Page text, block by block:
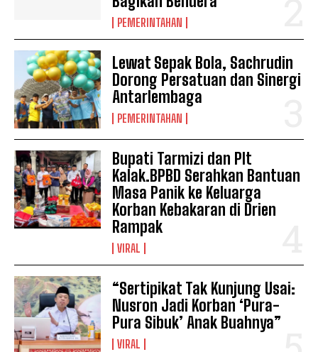
PEMERINTAHAN
Lewat Sepak Bola, Sachrudin
Dorong Persatuan dan Sinergi
Antarlembaga
PEMERINTAHAN
Bupati Tarmizi dan Plt
Kalak.BPBD Serahkan Bantuan
Masa Panik ke Keluarga
Korban Kebakaran di Drien
Rampak
VIRAL
“Sertipikat Tak Kunjung Usai:
Nusron Jadi Korban ‘Pura-
Pura Sibuk’ Anak Buahnya”
VIRAL